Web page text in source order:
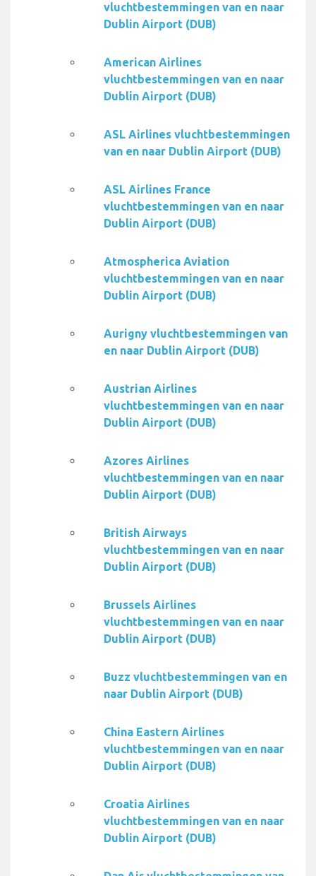
vluchtbestemmingen van en naar
Dublin Airport (DUB)
American Airlines
vluchtbestemmingen van en naar
Dublin Airport (DUB)
ASL Airlines vluchtbestemmingen
van en naar Dublin Airport (DUB)
ASL Airlines France
vluchtbestemmingen van en naar
Dublin Airport (DUB)
Atmospherica Aviation
vluchtbestemmingen van en naar
Dublin Airport (DUB)
Aurigny vluchtbestemmingen van
en naar Dublin Airport (DUB)
Austrian Airlines
vluchtbestemmingen van en naar
Dublin Airport (DUB)
Azores Airlines
vluchtbestemmingen van en naar
Dublin Airport (DUB)
British Airways
vluchtbestemmingen van en naar
Dublin Airport (DUB)
Brussels Airlines
vluchtbestemmingen van en naar
Dublin Airport (DUB)
Buzz vluchtbestemmingen van en
naar Dublin Airport (DUB)
China Eastern Airlines
vluchtbestemmingen van en naar
Dublin Airport (DUB)
Croatia Airlines
vluchtbestemmingen van en naar
Dublin Airport (DUB)